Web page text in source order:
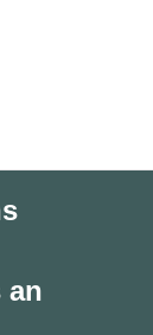
an